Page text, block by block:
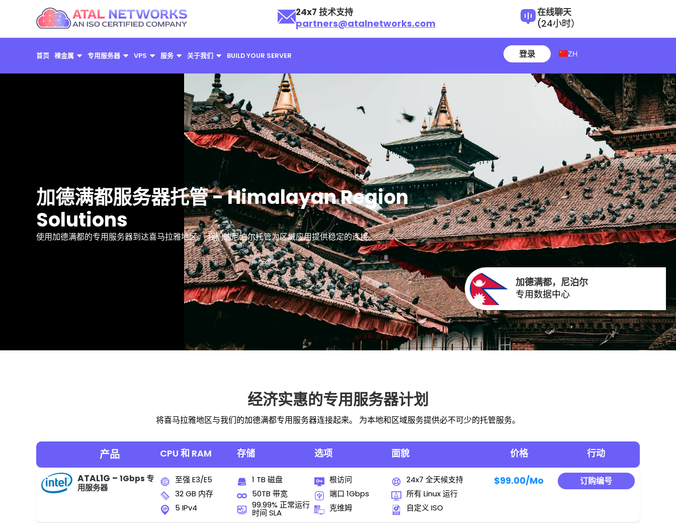
24x7 技术支持
partners@atalnetworks.com
在线聊天
(24小时）
首页 裸金属 专用服务器 VPS 服务 关于我们 BUILD YOUR SERVER 登录 ZH
加德满都服务器托管 - Himalayan Region
Solutions
使用加德满都的专用服务器到达喜马拉雅地区。 我们的尼泊尔托管为区域应用提供稳定的连接。
加德满都，尼泊尔
专用数据中心
经济实惠的专用服务器计划
将喜马拉雅地区与我们的加德满都专用服务器连接起来。 为本地和区域服务提供必不可少的托管服务。
产品 CPU 和 RAM 存储 选项 面貌 价格 行动
ATAL1G –1Gbps 专
用服务器
至强 E3/E5
32 GB 内存
5 IPv4
1 TB 磁盘
50TB 带宽
99.99% 正常运行
时间 SLA
根访问
端口 1Gbps
克维姆
24x7 全天候支持
所有 Linux 运行
自定义 ISO
$99.00/Mo 订购编号